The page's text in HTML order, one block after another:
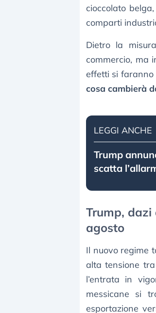
cioccolato
comparti
Dietro la
commercio, ma
effetti si faranno
cosa cambierà
LEGGI ANCHE
Trump
scatta
Trump, dazi
agosto
Il nuovo regime
alta tensione
l’entrata in
messicane si
esportazione